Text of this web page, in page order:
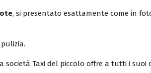
, si presentato esattamente come in
società Taxi del piccolo offre a tutti i suoi